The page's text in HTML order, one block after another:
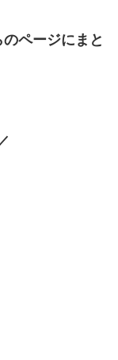
ページにまと